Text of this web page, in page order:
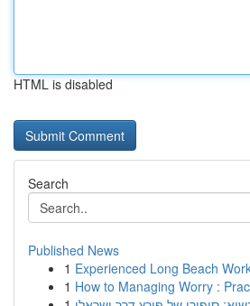
HTML is disabled
Search
Published News
1 Experienced Long Beach
1 How to Managing Worry :